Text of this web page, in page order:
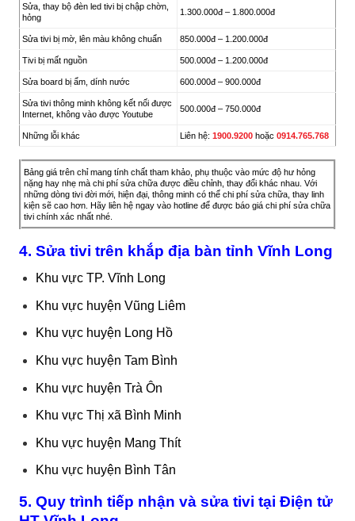
Sửa, thay bộ đèn led tivi bị chập chờn,
hỏng
1.300.000đ – 1.800.000đ
Sửa tivi bị mờ, lên màu không chuẩn 850.000đ – 1.200.000đ
Tivi bị mất nguồn 500.000đ – 1.200.000đ
Sửa board bị ẩm, dính nước 600.000đ – 900.000đ
Sửa tivi thông minh không kết nối được
Internet, không vào được Youtube
500.000đ – 750.000đ
Những lỗi khác Liên hệ: 1900.9200 hoặc 0914.765.768
Bảng giá trên chỉ mang tính chất tham khảo, phụ thuộc vào mức độ hư hỏng
nặng hay nhẹ mà chi phí sửa chữa được điều chỉnh, thay đổi khác nhau. Với
những dòng tivi đời mới, hiện đại, thông minh có thể chi phí sửa chữa, thay linh
kiện sẽ cao hơn. Hãy liên hệ ngay vào hotline để được báo giá chi phí sửa chữa
tivi chính xác nhất nhé.
4. Sửa tivi trên khắp địa bàn tỉnh Vĩnh Long
Khu vực TP. Vĩnh Long
Khu vực huyện Vũng Liêm
Khu vực huyện Long Hồ
Khu vực huyện Tam Bình
Khu vực huyện Trà Ôn
Khu vực Thị xã Bình Minh
Khu vực huyện Mang Thít
Khu vực huyện Bình Tân
5. Quy trình tiếp nhận và sửa tivi tại Điện tử